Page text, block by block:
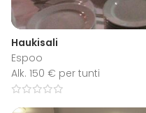
Haukisali
Espoo
Alk. 150 € per tunti